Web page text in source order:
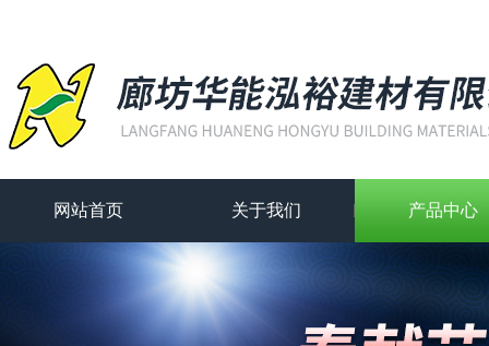
网站首页 关于我们 产品中心